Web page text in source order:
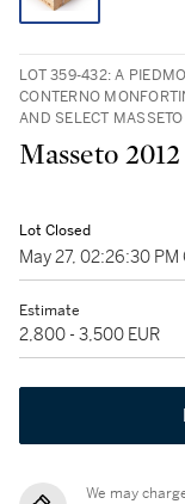
LOT 359-432: A
CONTERNO
AND SELECT
Lot Closed
May 27, 02:26:30 PM
Estimate
2,800 - 3,500 EUR
We may